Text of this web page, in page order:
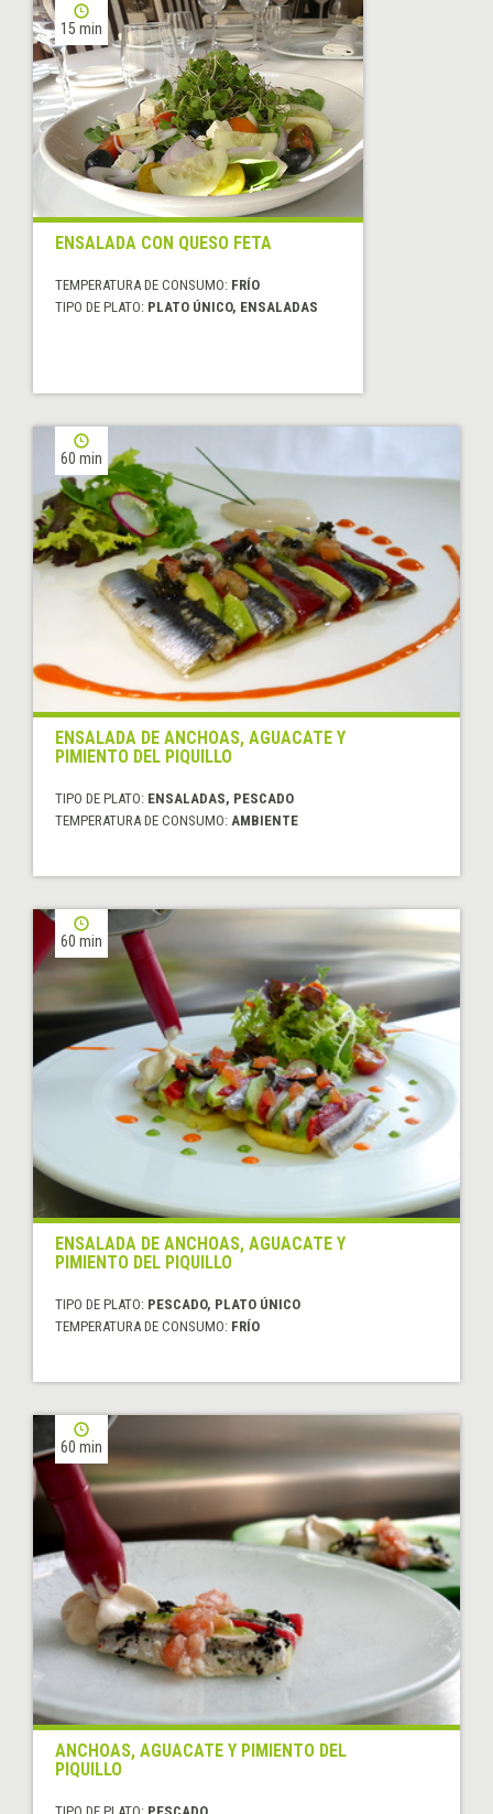
15 min
ENSALADA CON QUESO FETA
TEMPERATURA DE CONSUMO: FRÍO
TIPO DE PLATO: PLATO ÚNICO, ENSALADAS
60 min
ENSALADA DE ANCHOAS, AGUACATE Y
PIMIENTO DEL PIQUILLO
TIPO DE PLATO: ENSALADAS, PESCADO
TEMPERATURA DE CONSUMO: AMBIENTE
60 min
ENSALADA DE ANCHOAS, AGUACATE Y
PIMIENTO DEL PIQUILLO
TIPO DE PLATO: PESCADO, PLATO ÚNICO
TEMPERATURA DE CONSUMO: FRÍO
60 min
ANCHOAS, AGUACATE Y PIMIENTO DEL
PIQUILLO